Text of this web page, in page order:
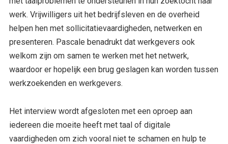
werk. Vrijwilligers uit het bedrijfsleven en de overheid
helpen hen met sollicitatievaardigheden, netwerken en
presenteren. Pascale benadrukt dat werkgevers ook
welkom zijn om samen te werken met het netwerk,
waardoor er hopelijk een brug geslagen kan worden tussen
werkzoekenden en werkgevers.
Het interview wordt afgesloten met een oproep aan
iedereen die moeite heeft met taal of digitale
vaardigheden om zich vooral niet te schamen en hulp te